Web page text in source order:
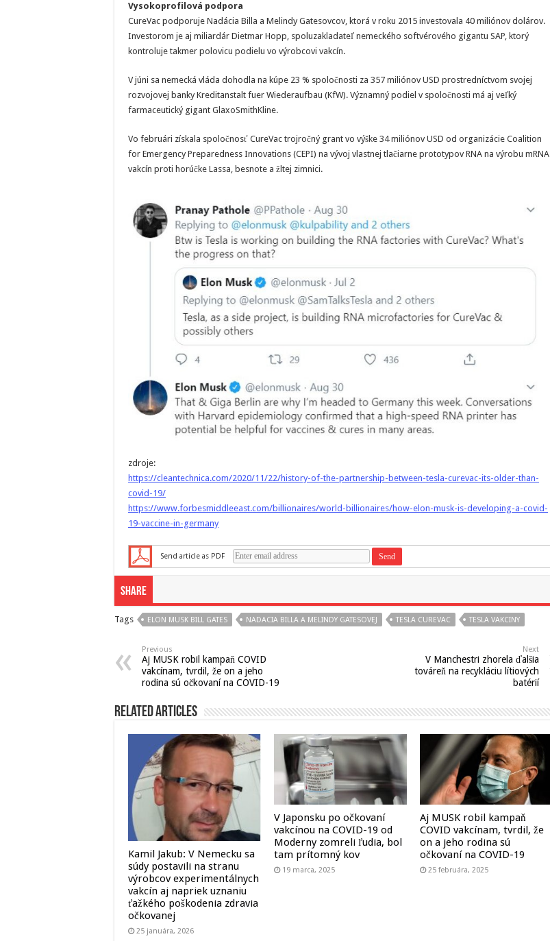
Vysokoprofilová podpora
CureVac podporuje Nadácia Billa a Melindy Gatesovcov, ktorá v roku 2015 investovala 40 miliónov dolárov.
Investorom je aj miliardár Dietmar Hopp, spoluzakladateľ nemeckého softvérového gigantu SAP, ktorý
kontroluje takmer polovicu podielu vo výrobcovi vakcín.
V júni sa nemecká vláda dohodla na kúpe 23 % spoločnosti za 357 miliónov USD prostredníctvom svojej
rozvojovej banky Kreditanstalt fuer Wiederaufbau (KfW). Významný podiel v spoločnosti má aj veľký
farmaceutický gigant GlaxoSmithKline.
Vo februári získala spoločnosť CureVac trojročný grant vo výške 34 miliónov USD od organizácie Coalition
for Emergency Preparedness Innovations (CEPI) na vývoj vlastnej tlačiarne prototypov RNA na výrobu mRNA
vakcín proti horúčke Lassa, besnote a žltej zimnici.
zdroje:
https://cleantechnica.com/2020/11/22/history-of-the-partnership-between-tesla-curevac-its-older-than-
covid-19/
https://www.forbesmiddleeast.com/billionaires/world-billionaires/how-elon-musk-is-developing-a-covid-
19-vaccine-in-germany
Send article as PDF
Share
Tags ELON MUSK BILL GATES NADACIA BILLA A MELINDY GATESOVEJ TESLA CUREVAC TESLA VAKCINY
Previous
Aj MUSK robil kampaň COVID
vakcínam, tvrdil, že on a jeho
rodina sú očkovaní na COVID-19
Next
V Manchestri zhorela ďalšia
továreň na recykláciu lítiových
batérií
Related Articles
Kamil Jakub: V Nemecku sa
súdy postavili na stranu
výrobcov experimentálnych
vakcín aj napriek uznaniu
ťažkého poškodenia zdravia
očkovanej
25 januára, 2026
V Japonsku po očkovaní
vakcínou na COVID-19 od
Moderny zomreli ľudia, bol
tam prítomný kov
19 marca, 2025
Aj MUSK robil kampaň
COVID vakcínam, tvrdil, že
on a jeho rodina sú
očkovaní na COVID-19
25 februára, 2025